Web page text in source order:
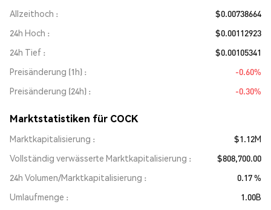
Allzeithoch
$0.00738664
24h Hoch
$0.00112923
24h Tief
$0.00105341
Preisänderung (1h)
-0.60%
Preisänderung (24h)
-0.30%
Marktstatistiken für COCK
Marktkapitalisierung
$1.12M
Vollständig verwässerte Marktkapitalisierung
$808,700.00
24h Volumen/Marktkapitalisierung
0.17 %
Umlaufmenge
1.00B